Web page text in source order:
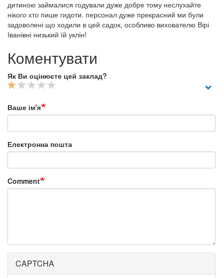
дитиною займалися годували дуже добре тому неслухайте
нікого хто пише гидоти. персонал дуже прекрасний ми були
задоволені що ходили в цей садок, особливо вихователю Вірі
Іванівні низький їй уклін!
Коментувати
Як Ви оцінюєте цей заклад?
Ваше ім'я
Електронна пошта
Comment
CAPTCHA